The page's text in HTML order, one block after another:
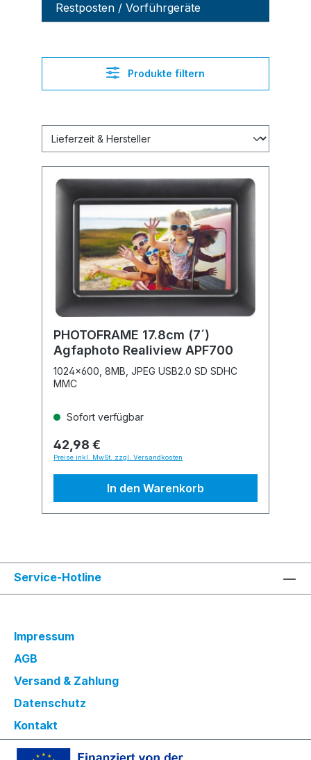
Restposten / Vorführgeräte
Produkte filtern
PHOTOFRAME 17.8cm (7´)
Agfaphoto Realiview APF700
1024x600, 8MB, JPEG USB2.0 SD SDHC
MMC
Sofort verfügbar
42,98 €
Preise inkl. MwSt. zzgl. Versandkosten
In den Warenkorb
Service-Hotline
Impressum
AGB
Versand & Zahlung
Datenschutz
Kontakt